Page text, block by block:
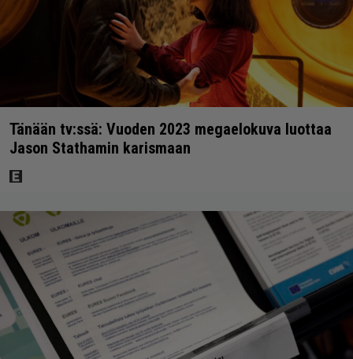
Tänään tv:ssä: Vuoden 2023 megaelokuva luottaa
Jason Stathamin karismaan